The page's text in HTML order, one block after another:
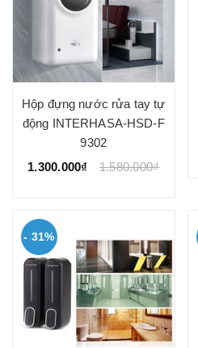
Hộp đựng nước rửa tay tự
động INTERHASA-HSD-F
9302
1.300.000₫
1.580.000₫
- 31%